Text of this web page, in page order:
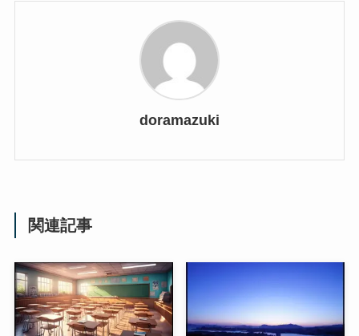
doramazuki
関連記事